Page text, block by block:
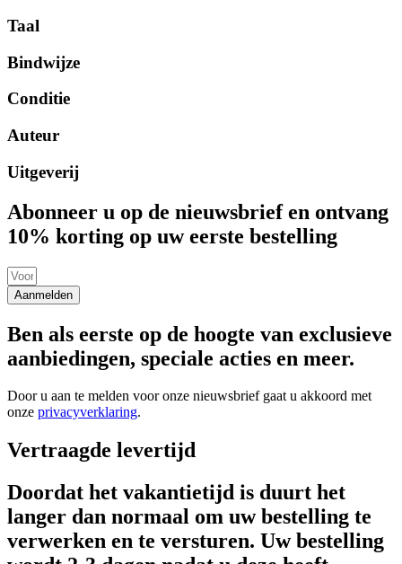
Taal
Bindwijze
Conditie
Auteur
Uitgeverij
Abonneer u op de nieuwsbrief en ontvang
10% korting op uw eerste bestelling
Aanmelden
Ben als eerste op de hoogte van exclusieve
aanbiedingen, speciale acties en meer.
Door u aan te melden voor onze nieuwsbrief gaat u akkoord met
onze privacyverklaring.
Vertraagde levertijd
Doordat het vakantietijd is duurt het
langer dan normaal om uw bestelling te
verwerken en te versturen. Uw bestelling